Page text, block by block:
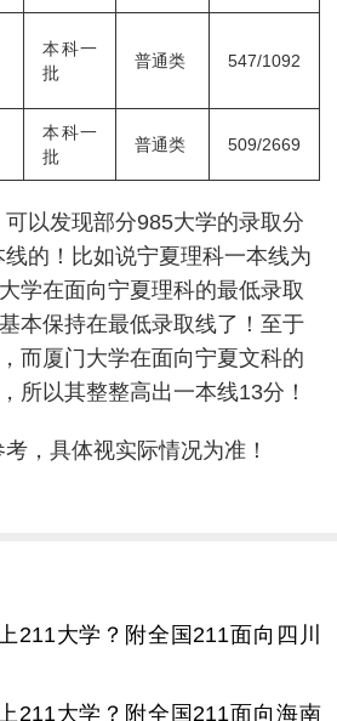
本科一
批
普通类 547/1092
本科一
批
普通类 509/2669
以发现部分985大学的录取分
的！比如说宁夏理科一本线为
学在面向宁夏理科的最低录取
本保持在最低录取线了！至于
而厦门大学在面向宁夏文科的
所以其整整高出一本线13分！
，具体视实际情况为准！
211大学？附全国211面向四川
211大学？附全国211面向海南